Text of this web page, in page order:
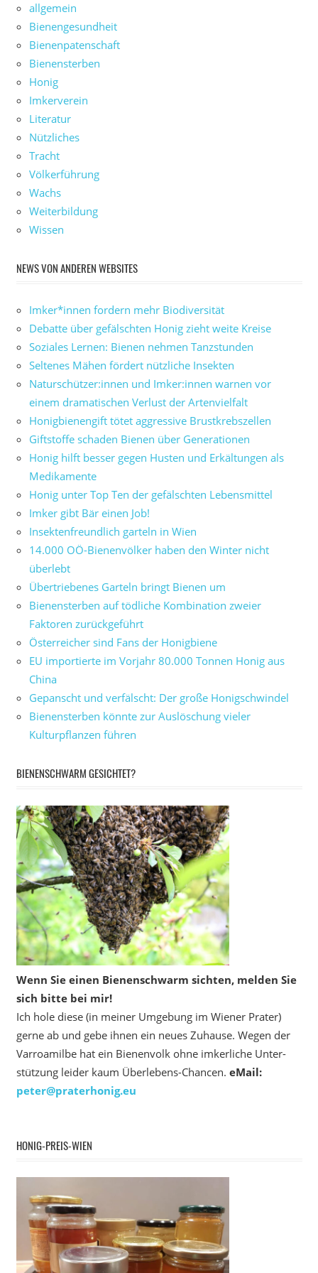
allgemein
Bienengesundheit
Bienenpatenschaft
Bienensterben
Honig
Imkerverein
Literatur
Nützliches
Tracht
Völkerführung
Wachs
Weiterbildung
Wissen
NEWS VON ANDEREN WEBSITES
Imker*innen fordern mehr Biodiversität
Debatte über gefälschten Honig zieht weite Kreise
Soziales Lernen: Bienen nehmen Tanzstunden
Seltenes Mähen fördert nützliche Insekten
Naturschützer:innen und Imker:innen warnen vor
einem dramatischen Verlust der Artenvielfalt
Honigbienengift tötet aggressive Brustkrebszellen
Giftstoffe schaden Bienen über Generationen
Honig hilft besser gegen Husten und Erkältungen als
Medikamente
Honig unter Top Ten der gefälschten Lebensmittel
Imker gibt Bär einen Job!
Insektenfreundlich garteln in Wien
14.000 OÖ-Bienenvölker haben den Winter nicht
überlebt
Übertriebenes Garteln bringt Bienen um
Bienensterben auf tödliche Kombination zweier
Faktoren zurückgeführt
Österreicher sind Fans der Honigbiene
EU importierte im Vorjahr 80.000 Tonnen Honig aus
China
Gepanscht und verfälscht: Der große Honigschwindel
Bienensterben könnte zur Auslöschung vieler
Kulturpflanzen führen
BIENENSCHWARM GESICHTET?
Wenn Sie einen Bienenschwarm sichten, melden Sie
sich bitte bei mir!
Ich hole diese (in meiner Umgebung im Wiener Prater)
gerne ab und gebe ihnen ein neues Zuhause. Wegen der
Varroamilbe hat ein Bienenvolk ohne imkerliche Unter­
stützung leider kaum Überlebens-Chancen. eMail:
peter@praterhonig.eu
HONIG-PREIS-WIEN